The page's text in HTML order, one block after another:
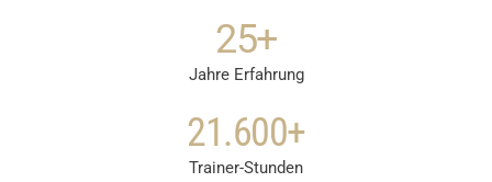
Jahre Erfahrung
25+
Trainer-Stunden
21.600+